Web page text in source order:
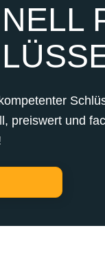
preiswert und